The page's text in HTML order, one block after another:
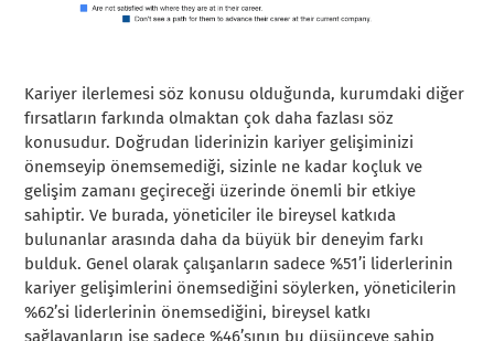
Kariyer ilerlemesi söz konusu olduğunda, kurumdaki diğer
fırsatların farkında olmaktan çok daha fazlası söz
konusudur. Doğrudan liderinizin kariyer gelişiminizi
önemseyip önemsemediği, sizinle ne kadar koçluk ve
gelişim zamanı geçireceği üzerinde önemli bir etkiye
sahiptir. Ve burada, yöneticiler ile bireysel katkıda
bulunanlar arasında daha da büyük bir deneyim farkı
bulduk. Genel olarak çalışanların sadece %51’i liderlerinin
kariyer gelişimlerini önemsediğini söylerken, yöneticilerin
%62’si liderlerinin önemsediğini, bireysel katkı
sağlayanların ise sadece %46’sının bu düşünceye sahip